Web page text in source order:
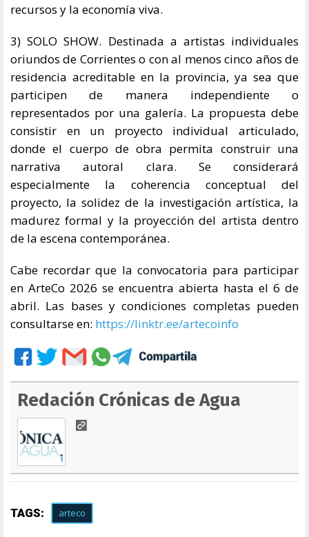
recursos y la economía viva.
3) SOLO SHOW. Destinada a artistas individuales
oriundos de Corrientes o con al menos cinco años de
residencia acreditable en la provincia, ya sea que
participen de manera independiente o
representados por una galería. La propuesta debe
consistir en un proyecto individual articulado,
donde el cuerpo de obra permita construir una
narrativa autoral clara. Se considerará
especialmente la coherencia conceptual del
proyecto, la solidez de la investigación artística, la
madurez formal y la proyección del artista dentro
de la escena contemporánea.
Cabe recordar que la convocatoria para participar
en ArteCo 2026 se encuentra abierta hasta el 6 de
abril. Las bases y condiciones completas pueden
consultarse en: https://linktr.ee/artecoinfo
Redación Crónicas de Agua
TAGS: arteco